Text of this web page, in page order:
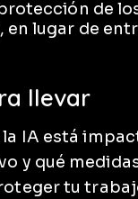
de
lugar de
llevar
IA está
y qué
tu